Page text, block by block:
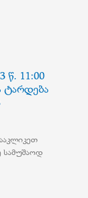
წ. 11:00
ტარდება
სამუშაოდ